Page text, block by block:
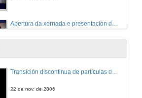
Apertura da xornada e presentación de Miguel Silva Constenla
16 de xuño de 2022
Conferencia
Transición discontinua de partículas de microgel termosensible
22 de nov. de 2006